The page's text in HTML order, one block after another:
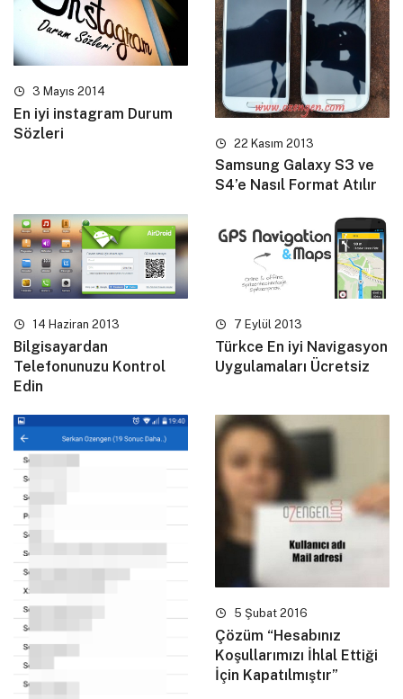
3 Mayıs 2014
En iyi instagram Durum
Sözleri
22 Kasım 2013
Samsung Galaxy S3 ve
S4’e Nasıl Format Atılır
14 Haziran 2013
Bilgisayardan
Telefonunuzu Kontrol
Edin
7 Eylül 2013
Türkce En iyi Navigasyon
Uygulamaları Ücretsiz
5 Şubat 2016
Çözüm “Hesabınız
Koşullarımızı İhlal Ettiği
İçin Kapatılmıştır”